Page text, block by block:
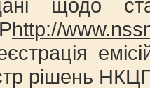
щодо
http://
рішень